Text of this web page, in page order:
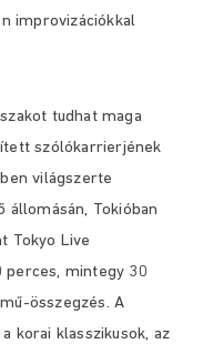
improvizációkkal
tudhat maga
szólókarrierjének
világszerte
állomásán, Tokióban
Tokyo Live
perces, mintegy 30
összegzés. A
korai klasszikusok, az